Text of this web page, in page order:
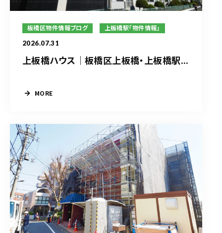
板橋区物件情報ブログ 上板橋駅「物件情報」
2026.07.31
上板橋ハウス｜板橋区上板橋・上板橋駅...
MORE